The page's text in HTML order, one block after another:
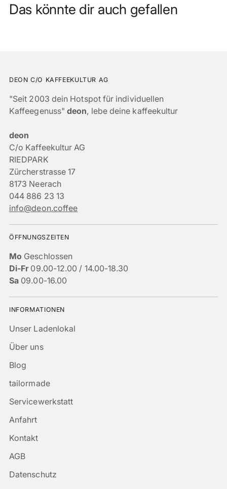
Das könnte dir auch gefallen
DEON C/O KAFFEEKULTUR AG
"Seit 2003 dein Hotspot für individuellen
Kaffeegenuss"deon, lebe deine kaffeekultur
deon
C/o Kaffeekultur AG
RIEDPARK
Zürcherstrasse 17
8173 Neerach
044 886 23 13
info@deon.coffee
ÖFFNUNGSZEITEN
Mo Geschlossen
Di-Fr09.00-12.00 / 14.00-18.30
Sa 09.00-16.00
INFORMATIONEN
Unser Ladenlokal
Über uns
Blog
tailormade
Servicewerkstatt
Anfahrt
Kontakt
AGB
Datenschutz